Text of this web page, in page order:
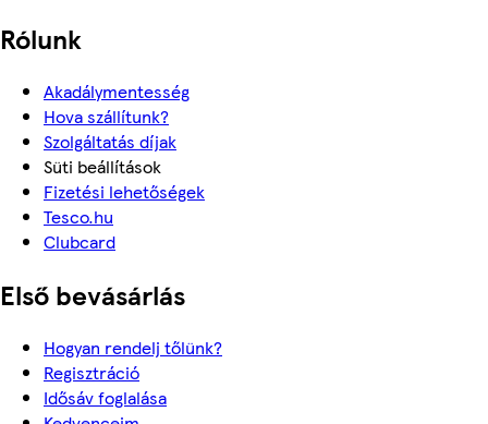
Rólunk
Akadálymentesség
Hova szállítunk?
Szolgáltatás díjak
Süti beállítások
Fizetési lehetőségek
Tesco.hu
Clubcard
Első bevásárlás
Hogyan rendelj tőlünk?
Regisztráció
Idősáv foglalása